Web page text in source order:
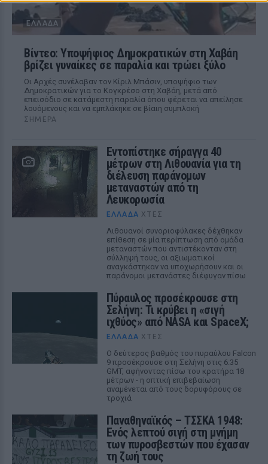
ΕΛΛΆΔΑ
Βίντεο: Υποψήφιος Δημοκρατικών στη Χαβάη
βρίζει γυναίκες σε παραλία και τρώει ξύλο
Οι Αρχές συνέλαβαν τον Κίριλ Μπάσιν, υποψήφιο των
Δημοκρατικών για το Κογκρέσο στη Χαβάη, μετά από
επεισόδιο σε κατάμεστη παραλία όπου φέρεται να απείλησε
λουόμενους και να εμπλάκηκε σε βίαιη συμπλοκή
ΣΉΜΕΡΑ
Εντοπίστηκε σήραγγα 40
μέτρων στη Λιθουανία για τη
διέλευση παράνομων
μεταναστών από τη
Λευκορωσία
ΕΛΛΆΔΑ ΧΤΕΣ
Λιθουανοί συνοριοφύλακες δέχθηκαν
επίθεση σε μία περίπτωση από ομάδα
μεταναστών που αντιστέκονταν στη
σύλληψή τους, οι αξιωματικοί
αναγκάστηκαν να υποχωρήσουν και οι
παράνομοι μετανάστες διέφυγαν πίσω
Πύραυλος προσέκρουσε στη
Σελήνη: Τι κρύβει η «σιγή
ιχθύος» από NASA και SpaceX;
ΕΛΛΆΔΑ ΧΤΕΣ
Ο δεύτερος βαθμός του πυραύλου Falcon
9 προσέκρουσε στη Σελήνη στις 6:35
GMT, αφήνοντας πίσω του κρατήρα 18
μέτρων - η οπτική επιβεβαίωση
αναμένεται από τους δορυφόρους σε
τροχιά
Παναθηναϊκός – ΤΣΣΚΑ 1948:
Ενός λεπτού σιγή στη μνήμη
των πυροσβεστών που έχασαν
τη ζωή τους